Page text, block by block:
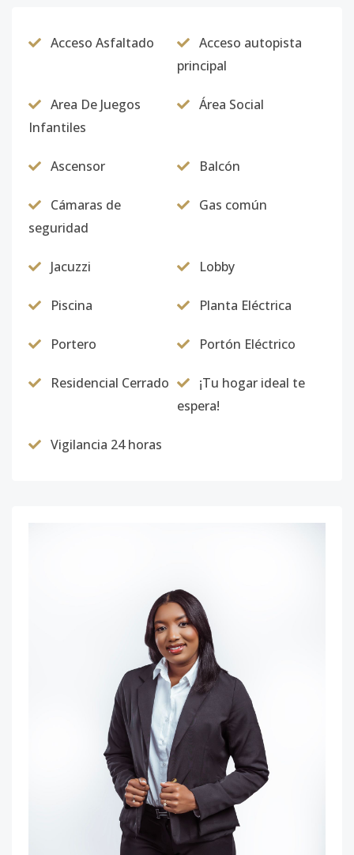
Acceso Asfaltado
Acceso autopista
principal
Area De Juegos
Infantiles
Área Social
Ascensor Balcón
Cámaras de
seguridad
Gas común
Jacuzzi Lobby
Piscina Planta Eléctrica
Portero Portón Eléctrico
Residencial Cerrado
¡Tu hogar ideal te
espera!
Vigilancia 24 horas